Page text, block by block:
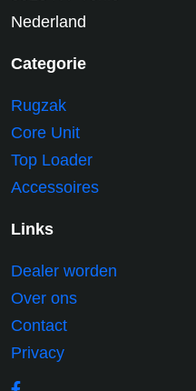
Nederland
Categorie
Rugzak
Core Unit
Top Loader
Accessoires
Links
Dealer worden
Over ons
Contact
Privacy